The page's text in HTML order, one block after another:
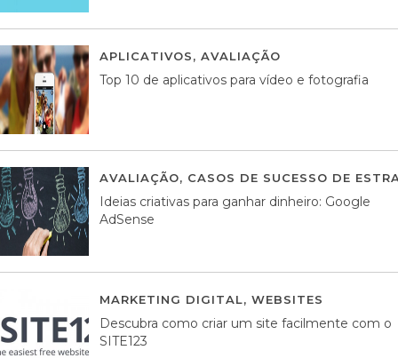
APLICATIVOS, AVALIAÇÃO
Top 10 de aplicativos para vídeo e fotografia
AVALIAÇÃO, CASOS DE SUCESSO DE
Ideias criativas para ganhar dinheiro: Google
AdSense
MARKETING DIGITAL, WEBSITES
Descubra como criar um site facilmente com o
SITE123